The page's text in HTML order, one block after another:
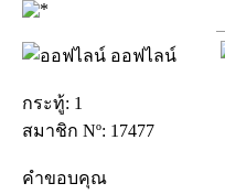
ออฟไลน์
กระทู้: 1
สมาชิก Nº: 17477
คำขอบคุณ